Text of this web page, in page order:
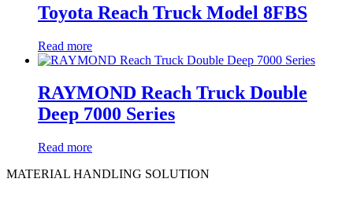
Toyota Reach Truck Model 8FBS
Read more
RAYMOND Reach Truck Double
Deep 7000 Series
Read more
MATERIAL HANDLING SOLUTION